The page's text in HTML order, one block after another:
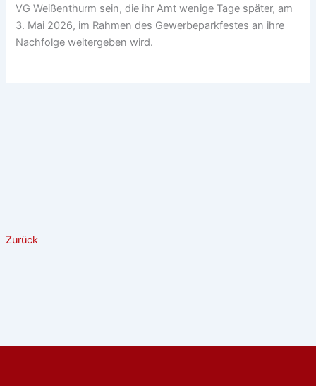
Zurück
VG Weißenthurm sein, die ihr Amt wenige Tage später, am
3. Mai 2026, im Rahmen des Gewerbeparkfestes an ihre
Nachfolge weitergeben wird.